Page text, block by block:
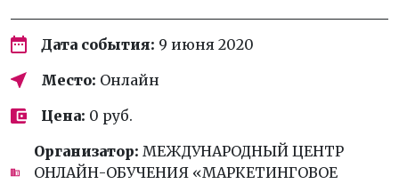
Дата события: 9 июня 2020
Место: Онлайн
Цена: 0 руб.
Организатор: МЕЖДУНАРОДНЫЙ ЦЕНТР
ОНЛАЙН-ОБУЧЕНИЯ «МАРКЕТИНГОВОЕ